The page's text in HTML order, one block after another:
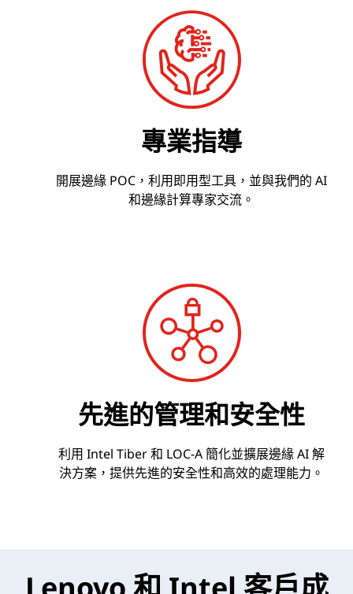
專業指導
開展邊緣 POC，利用即用型工具，並與我們的 AI
和邊緣計算專家交流。
先進的管理和安全性
利用 Intel Tiber 和 LOC-A 簡化並擴展邊緣 AI 解
決方案，提供先進的安全性和高效的處理能力。